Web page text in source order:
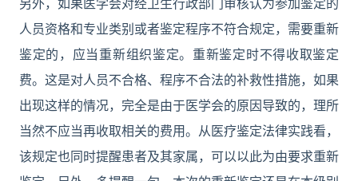
另外，如果医学会对经卫生行政部门审核认为参加鉴定的
人员资格和专业类别或者鉴定程序不符合规定，需要重新
鉴定的，应当重新组织鉴定。重新鉴定时不得收取鉴定
费。这是对人员不合格、程序不合法的补救性措施，如果
出现这样的情况，完全是由于医学会的原因导致的，理所
当然不应当再收取相关的费用。从医疗鉴定法律实践看，
该规定也同时提醒患者及其家属，可以以此为由要求重新